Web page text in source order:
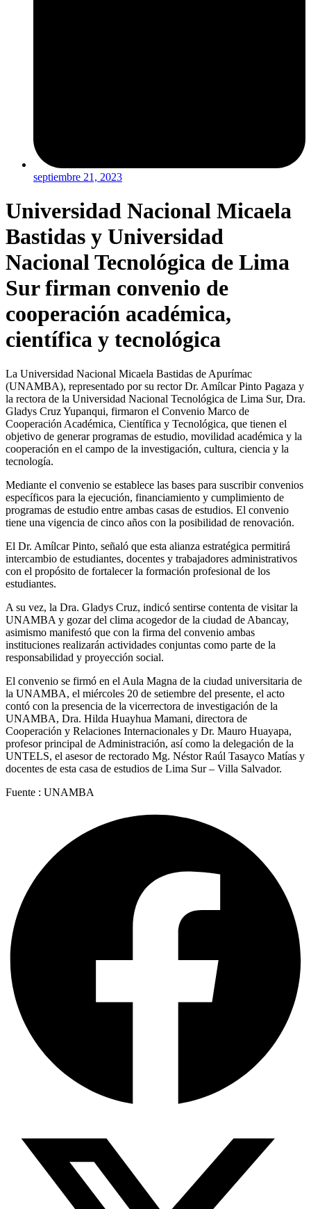
septiembre 21, 2023
Universidad Nacional Micaela
Bastidas y Universidad
Nacional Tecnológica de Lima
Sur firman convenio de
cooperación académica,
científica y tecnológica
La Universidad Nacional Micaela Bastidas de Apurímac
(UNAMBA), representado por su rector Dr. Amílcar Pinto Pagaza y
la rectora de la Universidad Nacional Tecnológica de Lima Sur, Dra.
Gladys Cruz Yupanqui, firmaron el Convenio Marco de
Cooperación Académica, Científica y Tecnológica, que tienen el
objetivo de generar programas de estudio, movilidad académica y la
cooperación en el campo de la investigación, cultura, ciencia y la
tecnología.
Mediante el convenio se establece las bases para suscribir convenios
específicos para la ejecución, financiamiento y cumplimiento de
programas de estudio entre ambas casas de estudios. El convenio
tiene una vigencia de cinco años con la posibilidad de renovación.
El Dr. Amílcar Pinto, señaló que esta alianza estratégica permitirá
intercambio de estudiantes, docentes y trabajadores administrativos
con el propósito de fortalecer la formación profesional de los
estudiantes.
A su vez, la Dra. Gladys Cruz, indicó sentirse contenta de visitar la
UNAMBA y gozar del clima acogedor de la ciudad de Abancay,
asimismo manifestó que con la firma del convenio ambas
instituciones realizarán actividades conjuntas como parte de la
responsabilidad y proyección social.
El convenio se firmó en el Aula Magna de la ciudad universitaria de
la UNAMBA, el miércoles 20 de setiembre del presente, el acto
contó con la presencia de la vicerrectora de investigación de la
UNAMBA, Dra. Hilda Huayhua Mamani, directora de
Cooperación y Relaciones Internacionales y Dr. Mauro Huayapa,
profesor principal de Administración, así como la delegación de la
UNTELS, el asesor de rectorado Mg. Néstor Raúl Tasayco Matías y
docentes de esta casa de estudios de Lima Sur – Villa Salvador.
Fuente : UNAMBA